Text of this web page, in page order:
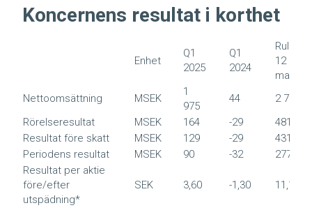
Koncernens resultat i korthet
Enhet
Q1
2025
Q1
2024
12 apr-
mar
Nettoomsättning
MSEK
1
975
44
2 782
Rörelseresultat
MSEK 164 -29
481
Resultat före skatt
MSEK 129 -29
431
Periodens resultat
MSEK 90 -32
277
Resultat per aktie
före/efter
utspädning*
SEK 3,60 -1,30 11,11